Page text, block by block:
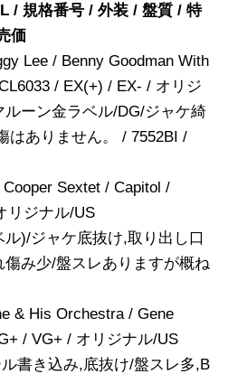
/ 規格番号 / 外装 / 盤質 / 特
価
Lee / Benny Goodman With
/ EX(+) / EX- / オリジ
ルーン金ラベル/DG/ジャケ綺
はありません。 / 7552BI /
Sextet / Capitol /
リジナル/US
ル)/ジャケ底抜け,取り出し口
み少/盤スレありますが概ね
& His Orchestra / Gene
/ VG+ / オリジナル/US
書き込み,底抜け/盤スレ多,B